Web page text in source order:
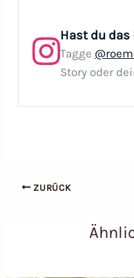
Hast du
Tagge
Story oder
ZURÜCK